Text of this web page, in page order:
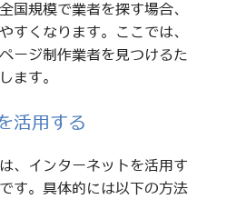
国規模で業者を探す場合、
すくなります。ここでは、
ージ制作業者を見つけるた
ます。
活用する
、インターネットを活用す
す。具体的には以下の方法